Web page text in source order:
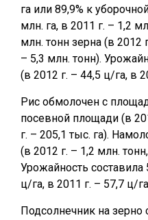
га или 89,9% к
млн. га, в 2011 г. – 1,2
млн. тонн зерна (в 2012
– 5,3 млн. тонн).
(в 2012 г. – 44,5 ц/га, в
Рис обмолочен с
посевной площади (в
г. – 205,1 тыс. га).
(в 2012 г. – 1,2 млн.
Урожайность составила
ц/га, в 2011 г. – 57,7 ц/
Подсолнечник на